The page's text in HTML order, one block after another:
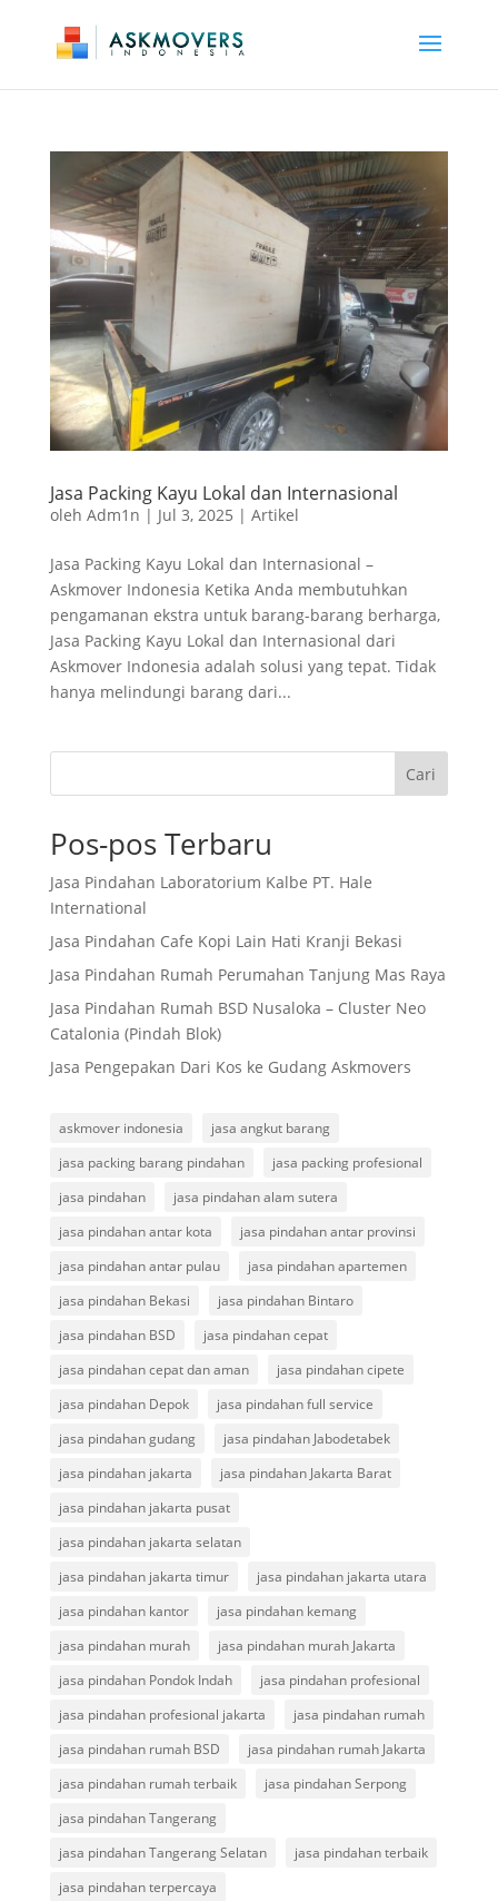
Jasa Packing Kayu Lokal dan Internasional
oleh Adm1n | Jul 3, 2025 | Artikel
Jasa Packing Kayu Lokal dan Internasional –
Askmover Indonesia Ketika Anda membutuhkan
pengamanan ekstra untuk barang-barang berharga,
Jasa Packing Kayu Lokal dan Internasional dari
Askmover Indonesia adalah solusi yang tepat. Tidak
hanya melindungi barang dari...
Cari
Pos-pos Terbaru
Jasa Pindahan Laboratorium Kalbe PT. Hale
International
Jasa Pindahan Cafe Kopi Lain Hati Kranji Bekasi
Jasa Pindahan Rumah Perumahan Tanjung Mas Raya
Jasa Pindahan Rumah BSD Nusaloka – Cluster Neo
Catalonia (Pindah Blok)
Jasa Pengepakan Dari Kos ke Gudang Askmovers
askmover indonesia
jasa angkut barang
jasa packing barang pindahan
jasa packing profesional
jasa pindahan
jasa pindahan alam sutera
jasa pindahan antar kota
jasa pindahan antar provinsi
jasa pindahan antar pulau
jasa pindahan apartemen
jasa pindahan Bekasi
jasa pindahan Bintaro
jasa pindahan BSD
jasa pindahan cepat
jasa pindahan cepat dan aman
jasa pindahan cipete
jasa pindahan Depok
jasa pindahan full service
jasa pindahan gudang
jasa pindahan Jabodetabek
jasa pindahan jakarta
jasa pindahan Jakarta Barat
jasa pindahan jakarta pusat
jasa pindahan jakarta selatan
jasa pindahan jakarta timur
jasa pindahan jakarta utara
jasa pindahan kantor
jasa pindahan kemang
jasa pindahan murah
jasa pindahan murah Jakarta
jasa pindahan Pondok Indah
jasa pindahan profesional
jasa pindahan profesional jakarta
jasa pindahan rumah
jasa pindahan rumah BSD
jasa pindahan rumah Jakarta
jasa pindahan rumah terbaik
jasa pindahan Serpong
jasa pindahan Tangerang
jasa pindahan Tangerang Selatan
jasa pindahan terbaik
jasa pindahan terpercaya